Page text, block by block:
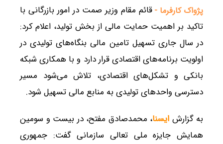
پژواک کارفرما - قائم مقام وزیر صمت در امور بازرگانی با
تاکید بر اهمیت حمایت مالی از بخش تولید، اعلام کرد:
در سال جاری تسهیل تامین مالی بنگاه‌های تولیدی در
اولویت برنامه‌های اقتصادی قرار دارد و با همکاری شبکه
بانکی و تشکل‌های اقتصادی، تلاش می‌شود مسیر
دسترسی واحدهای تولیدی به منابع مالی تسهیل شود.
به گزارش ایسنا، محمدصادق مفتح، در بیست و سومین
همایش جایزه ملی تعالی سازمانی گفت: جمهوری